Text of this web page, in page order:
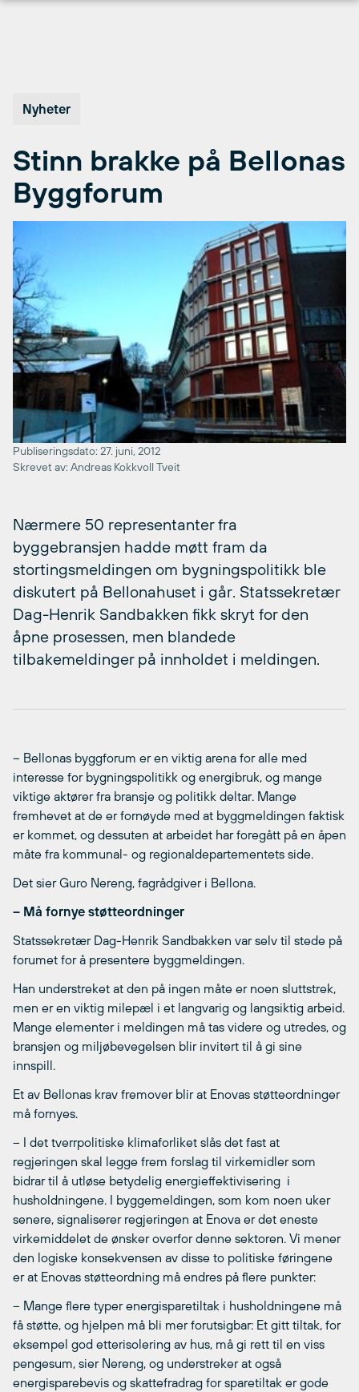
Nyheter
Stinn brakke på Bellonas
Byggforum
Publiseringsdato: 27. juni, 2012
Skrevet av: Andreas Kokkvoll Tveit
Nærmere 50 representanter fra
byggebransjen hadde møtt fram da
stortingsmeldingen om bygningspolitikk ble
diskutert på Bellonahuset i går. Statssekretær
Dag-Henrik Sandbakken fikk skryt for den
åpne prosessen, men blandede
tilbakemeldinger på innholdet i meldingen.
– Bellonas byggforum er en viktig arena for alle med
interesse for bygningspolitikk og energibruk, og mange
viktige aktører fra bransje og politikk deltar. Mange
fremhevet at de er fornøyde med at byggmeldingen faktisk
er kommet, og dessuten at arbeidet har foregått på en åpen
måte fra kommunal- og regionaldepartementets side.
Det sier Guro Nereng, fagrådgiver i Bellona.
– Må fornye støtteordninger
Statssekretær Dag-Henrik Sandbakken var selv til stede på
forumet for å presentere byggmeldingen.
Han understreket at den på ingen måte er noen sluttstrek,
men er en viktig milepæl i et langvarig og langsiktig arbeid.
Mange elementer i meldingen må tas videre og utredes, og
bransjen og miljøbevegelsen blir invitert til å gi sine
innspill.
Et av Bellonas krav fremover blir at Enovas støtteordninger
må fornyes.
– I det tverrpolitiske klimaforliket slås det fast at
regjeringen skal legge frem forslag til virkemidler som
bidrar til å utløse betydelig energieffektivisering i
husholdningene. I byggemeldingen, som kom noen uker
senere, signaliserer regjeringen at Enova er det eneste
virkemiddelet de ønsker overfor denne sektoren. Vi mener
den logiske konsekvensen av disse to politiske føringene
er at Enovas støtteordning må endres på flere punkter:
– Mange flere typer energisparetiltak i husholdningene må
få støtte, og hjelpen må bli mer forutsigbar: Et gitt tiltak, for
eksempel god etterisolering av hus, må gi rett til en viss
pengesum, sier Nereng, og understreker at også
energisparebevis og skattefradrag for sparetiltak er gode